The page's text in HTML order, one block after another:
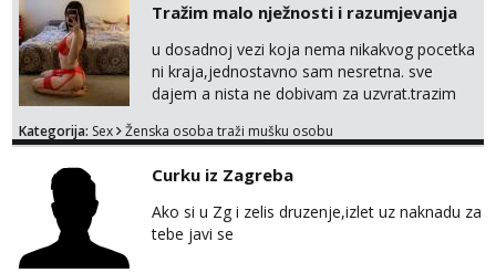
Tražim malo nježnosti i razumjevanja
u dosadnoj vezi koja nema nikakvog pocetka
ni kraja,jednostavno sam nesretna. sve
dajem a nista ne dobivam za uzvrat.trazim
trazim puno samo malo njeznosti i
poljupce po tijelu koji me jako
pale,obozavam kad muskarac preuzme
kontrolu . javi se :) Klikni na link ispod i nadji
me tamo, cekam te!
Kategorija: Sex Ženska osoba traži mušku osobu
Curku iz Zagreba
Ako si u Zg i zelis druzenje,izlet uz naknadu za
tebe javi se